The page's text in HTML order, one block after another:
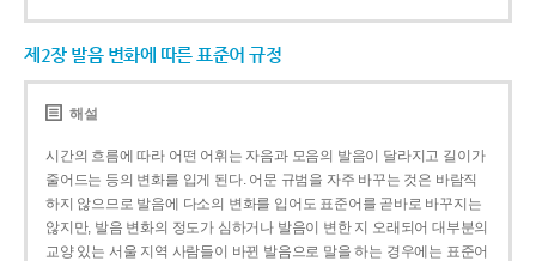
제2장 발음 변화에 따른 표준어 규정
해설
시간의 흐름에 따라 어떤 어휘는 자음과 모음의 발음이 달라지고 길이가
줄어드는 등의 변화를 입게 된다. 어문 규범을 자주 바꾸는 것은 바람직
하지 않으므로 발음에 다소의 변화를 입어도 표준어를 곧바로 바꾸지는
않지만, 발음 변화의 정도가 심하거나 발음이 변한 지 오래되어 대부분의
교양 있는 서울 지역 사람들이 바뀐 발음으로 말을 하는 경우에는 표준어